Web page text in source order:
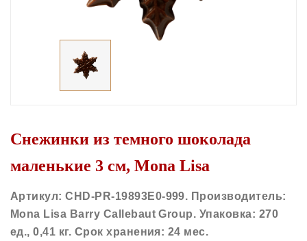
Снежинки из темного шоколада
маленькие 3 см, Mona Lisa
Артикул: CHD-PR-19893E0-999. Производитель:
Mona Lisa Barry Callebaut Group. Упаковка: 270
ед., 0,41 кг. Срок хранения: 24 мес.